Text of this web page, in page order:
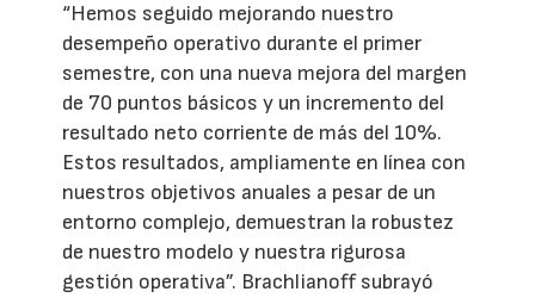
“Hemos seguido mejorando nuestro
desempeño operativo durante el primer
semestre, con una nueva mejora del margen
de 70 puntos básicos y un incremento del
resultado neto corriente de más del 10%.
Estos resultados, ampliamente en línea con
nuestros objetivos anuales a pesar de un
entorno complejo, demuestran la robustez
de nuestro modelo y nuestra rigurosa
gestión operativa”. Brachlianoff subrayó